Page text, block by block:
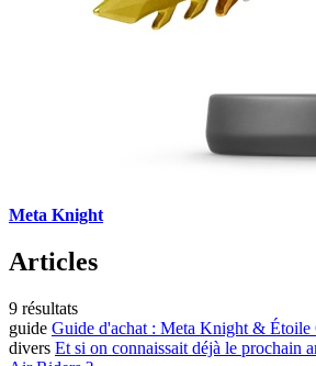
Meta Knight
Articles
9 résultats
guide Guide d'achat : Meta Knight & Étoile
divers Et si on connaissait déjà le prochain